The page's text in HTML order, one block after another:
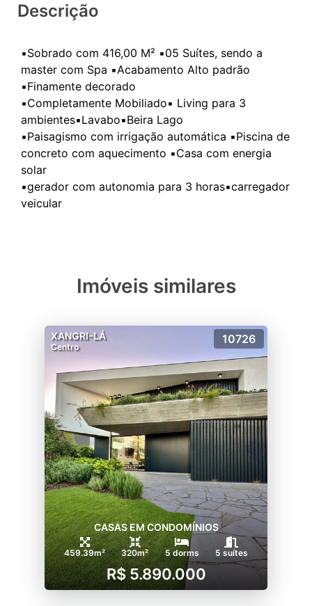
Descrição
▪️Sobrado com 416,00 M² ▪️05 Suítes, sendo a
master com Spa ▪️Acabamento Alto padrão
▪️Finamente decorado
▪️Completamente Mobiliado▪️ Living para 3
ambientes▪️Lavabo▪️Beira Lago
▪️Paisagismo com irrigação automática ▪️Piscina de
concreto com aquecimento ▪️Casa com energia
solar
▪️gerador com autonomia para 3 horas▪️carregador
Imóveis similares
XANGRI-LÁ
Centro
10726
CASAS EM CONDOMÍNIOS
459.39m² 320m² 5 dorms 5 suítes
R$ 5.890.000